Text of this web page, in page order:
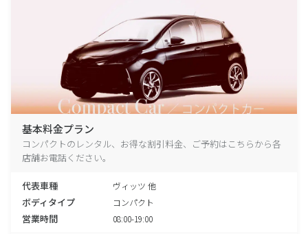
基本料金プラン
コンパクトのレンタル、お得な割引料金、ご予約はこちらから各
店舗お電話ください。
代表車種 ヴィッツ 他
ボディタイプ コンパクト
営業時間 08:00-19:00